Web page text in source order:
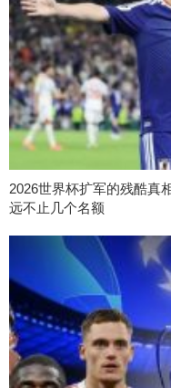
2026世界杯扩军的残酷真
远不止几个名额